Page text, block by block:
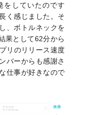
をしていたのです
く感じました。そ
、ボトルネックを
果として62分から
リのリリース速度
バーからも感謝さ
仕事が好きなので